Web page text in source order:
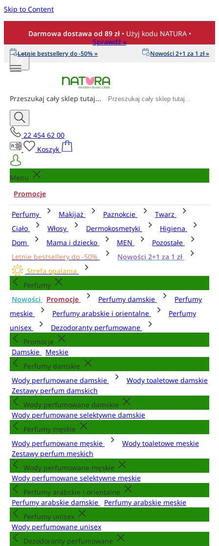
Skip to Content
Darmowa dostawa od 89 zł • Użyj kodu NATURA •
Sprawdź »
Letnie bestsellery do -50% » Nowości 2+1 za 1 zł »
Przeszukaj cały sklep tutaj...
22 454 62 00
Koszyk
Menu
Promocje
Perfumy Makijaż Paznokcie
Twarz
Ciało
Włosy Dermokosmetyki
Higiena
Dom
Mama i dziecko MEN
Pozostałe
Letnie bestsellery do -50%
Nowości 2+1 za 1 zł
Strefa opalania
Perfumy
Nowości
Promocje Perfumy damskie
Perfumy
męskie
Perfumy arabskie i orientalne
Perfumy
unisex
Dezodoranty perfumowane
Promocje
Damskie
Męskie
Perfumy damskie
Wody perfumowane damskie
Wody toaletowe damskie
Zestawy perfum damskich
Wody perfumowane damskie
Wody perfumowane selektywne damskie
Perfumy męskie
Wody perfumowane męskie
Wody toaletowe męskie
Zestawy perfum męskich
Wody perfumowane męskie
Wody perfumowane selektywne męskie
Perfumy arabskie i orientalne
Perfumy arabskie damskie
Perfumy arabskie męskie
Perfumy unisex
Wody perfumowane unisex
Dezodoranty perfumowane